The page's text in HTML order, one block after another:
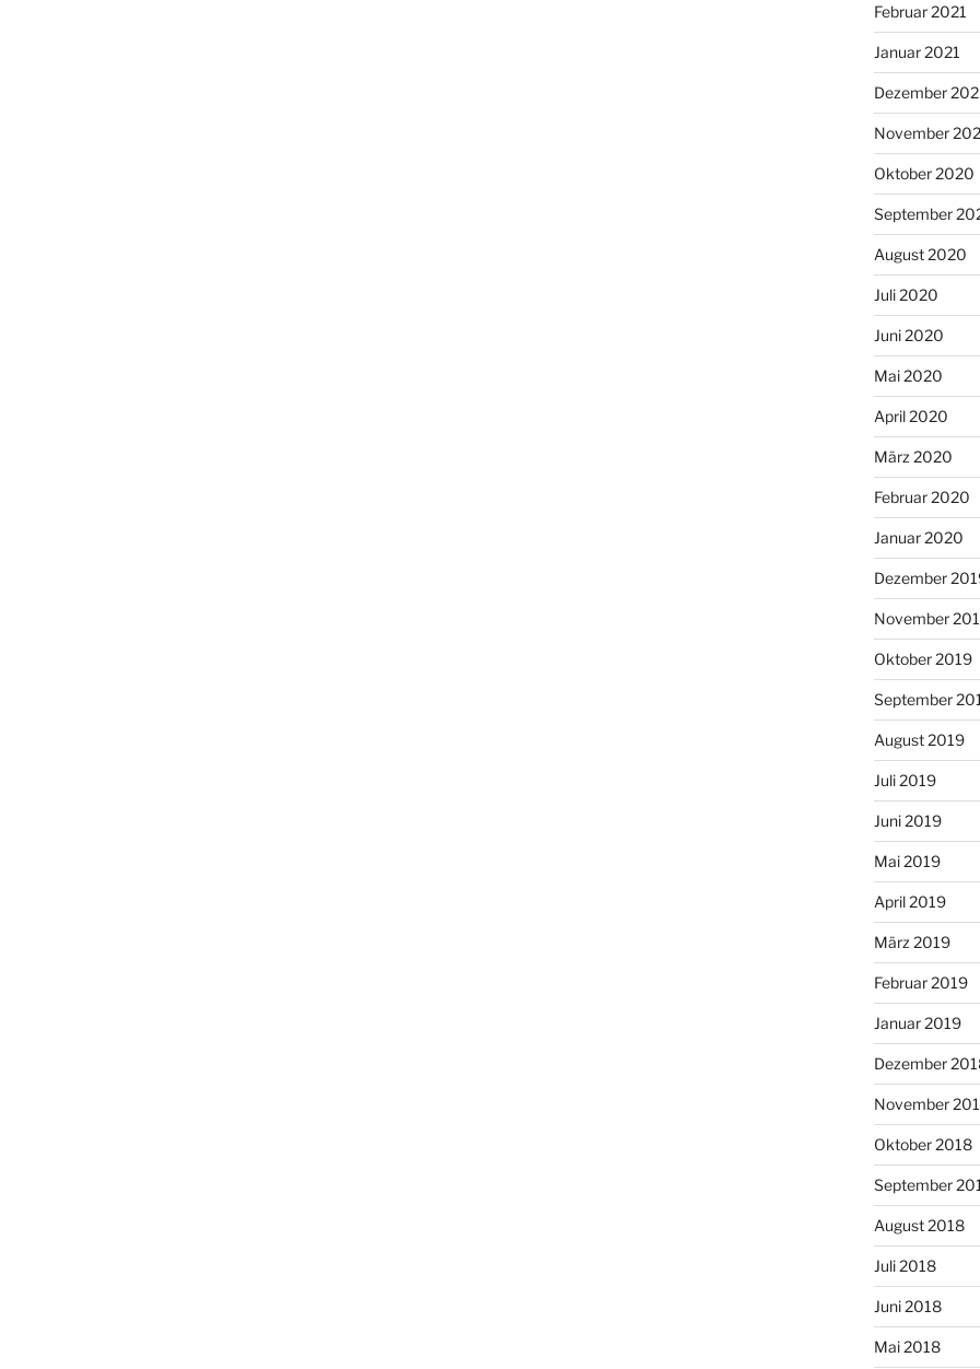
Februar 2021
Januar 2021
Dezember
November
Oktober 2020
September
August 2020
Juli 2020
Juni 2020
Mai 2020
April 2020
März 2020
Februar 2020
Januar 2020
Dezember
November
Oktober 2019
September
August 2019
Juli 2019
Juni 2019
Mai 2019
April 2019
März 2019
Februar 2019
Januar 2019
Dezember
November
Oktober 2018
September
August 2018
Juli 2018
Juni 2018
Mai 2018